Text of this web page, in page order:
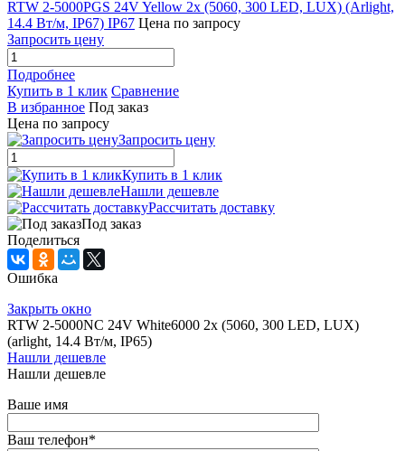
RTW 2-5000PGS 24V Yellow 2x (5060, 300 LED, LUX) (Arlight,
14.4 Вт/м, IP67) IP67 Цена по запросу
Запросить цену
Подробнее
Купить в 1 клик Сравнение
В избранное Под заказ
Цена по запросу
Запросить цену
Купить в 1 клик
Нашли дешевле
Рассчитать доставку
Под заказ
Поделиться
Ошибка
Закрыть окно
RTW 2-5000NC 24V White6000 2x (5060, 300 LED, LUX)
(arlight, 14.4 Вт/м, IP65)
Нашли дешевле
Нашли дешевле
Ваше имя
Ваш телефон*